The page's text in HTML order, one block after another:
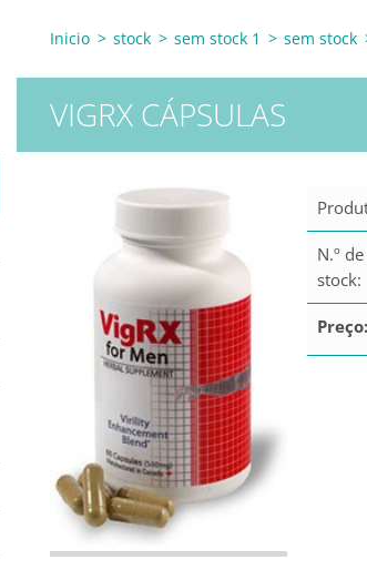
Inicio > stock > sem stock 1 > sem stock
VIGRX CÁPSULAS
N.º
stock:
Preço: